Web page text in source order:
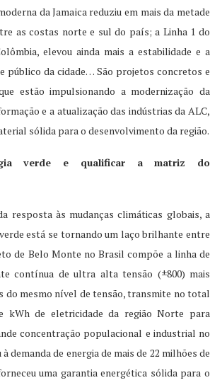
da Jamaica reduziu em mais da metade
as costas norte e sul do país; a Linha 1 do
elevou ainda mais a estabilidade e a
público da cidade… São projetos concretos e
estão impulsionando a modernização da
e a atualização das indústrias da ALC,
sólida para o desenvolvimento da região.
verde e qualificar a matriz do
resposta às mudanças climáticas globais, a
está se tornando um laço brilhante entre
de Belo Monte no Brasil compõe a linha de
contínua de ultra alta tensão (±800) mais
do mesmo nível de tensão, transmite no total
kWh de eletricidade da região Norte para
concentração populacional e industrial no
demanda de energia de mais de 22 milhões de
uma garantia energética sólida para o